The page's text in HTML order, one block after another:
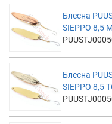
Блесна
SIEPPO 8,5
Блесна
SIEPPO 8,5